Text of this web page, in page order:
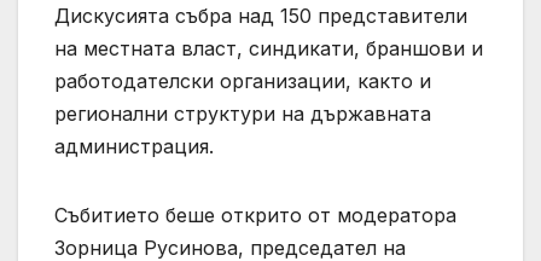
Дискусията събра над 150 представители
на местната власт, синдикати, браншови и
работодателски организации, както и
регионални структури на държавната
администрация.
Събитието беше открито от модератора
Зорница Русинова, председател на